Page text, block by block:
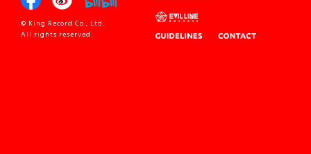
© King Record Co., Ltd.
All rights reserved.